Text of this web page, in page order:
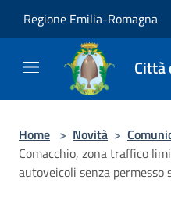
Regione Emilia-Romagna
Città
Home > Novità >
Comacchio, zona traffico
autoveicoli senza permesso